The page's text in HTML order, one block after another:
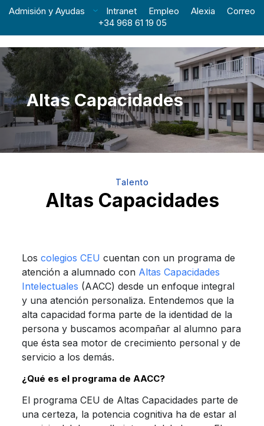
Admisión y Ayudas Intranet Empleo Alexia
Correo
+34 968 61 19 05
Altas Capacidades
Talento
Altas Capacidades
Los colegios CEU cuentan con un programa de
atención a alumnado con Altas Capacidades
Intelectuales (AACC) desde un enfoque integral
y una atención personaliza. Entendemos que la
alta capacidad forma parte de la identidad de la
persona y buscamos acompañar al alumno para
que ésta sea motor de crecimiento personal y de
servicio a los demás.
¿Qué es el programa de AACC?
El programa CEU de Altas Capacidades parte de
una certeza, la potencia cognitiva ha de estar al